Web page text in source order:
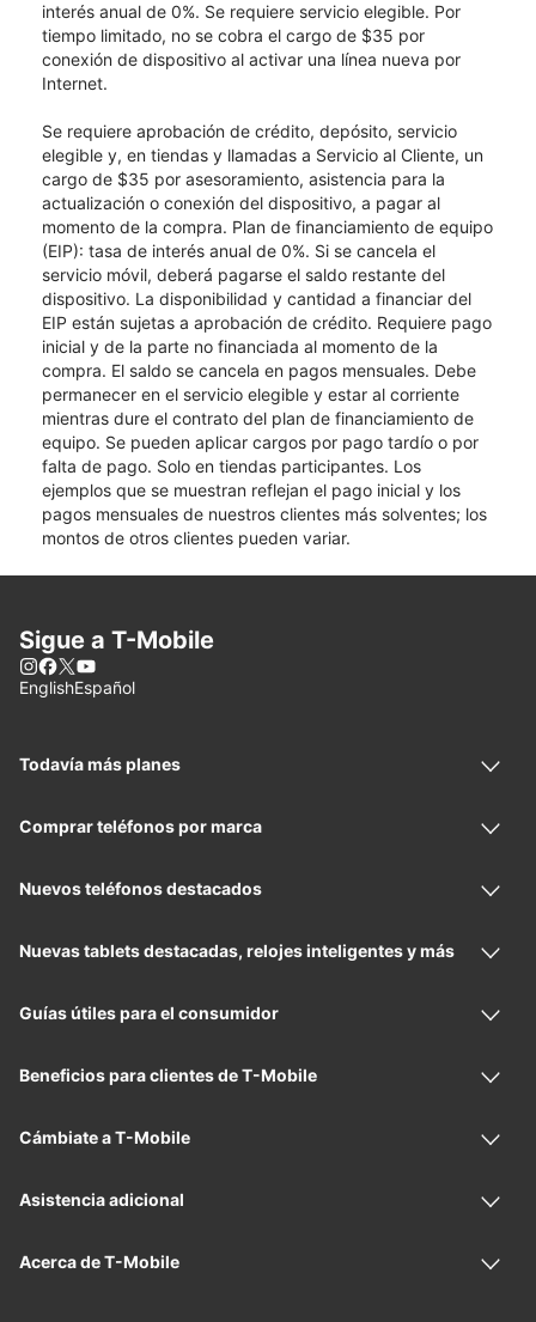
interés anual de 0%. Se requiere servicio elegible. Por
tiempo limitado, no se cobra el cargo de $35 por
conexión de dispositivo al activar una línea nueva por
Internet.
Se requiere aprobación de crédito, depósito, servicio
elegible y, en tiendas y llamadas a Servicio al Cliente, un
cargo de $35 por asesoramiento, asistencia para la
actualización o conexión del dispositivo, a pagar al
momento de la compra. Plan de financiamiento de equipo
(EIP): tasa de interés anual de 0%. Si se cancela el
servicio móvil, deberá pagarse el saldo restante del
dispositivo. La disponibilidad y cantidad a financiar del
EIP están sujetas a aprobación de crédito. Requiere pago
inicial y de la parte no financiada al momento de la
compra. El saldo se cancela en pagos mensuales. Debe
permanecer en el servicio elegible y estar al corriente
mientras dure el contrato del plan de financiamiento de
equipo. Se pueden aplicar cargos por pago tardío o por
falta de pago. Solo en tiendas participantes. Los
ejemplos que se muestran reflejan el pago inicial y los
pagos mensuales de nuestros clientes más solventes; los
montos de otros clientes pueden variar.